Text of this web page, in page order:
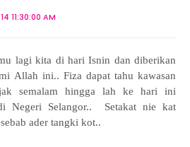
11:30:00 AM
lagi kita di hari Isnin dan diberikan
Allah ini.. Fiza dapat tahu kawasan
semalam hingga lah ke hari ini
Negeri Selangor.. Setakat nie kat
ader tangki kot..